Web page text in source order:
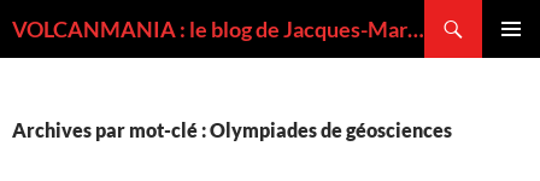
VOLCANMANIA : le blog de Jacques-Marie BARDINTZEFF, volcanologue
Archives par mot-clé : Olympiades de géosciences